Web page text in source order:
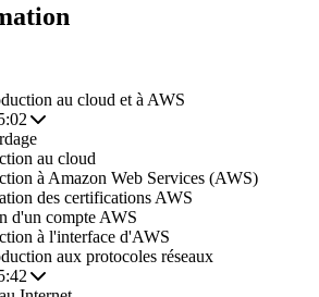
au cloud et à AWS
au cloud
à Amazon Web Services (AWS)
des certifications AWS
d'un compte AWS
à l'interface d'AWS
aux protocoles réseaux